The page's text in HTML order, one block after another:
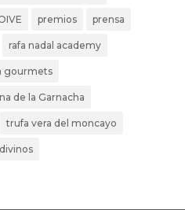
premios prensa
rafa nadal academy
gourmets
de la Garnacha
trufa vera del moncayo